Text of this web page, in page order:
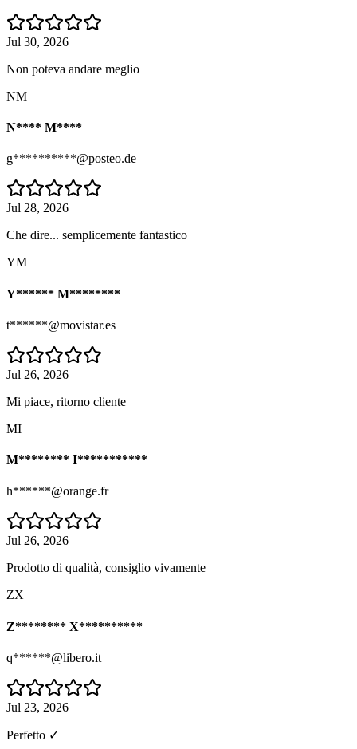
Jul 30, 2026
Non poteva andare meglio
NM
N**** M****
g**********@posteo.de
Jul 28, 2026
Che dire... semplicemente fantastico
YM
Y****** M********
t******@movistar.es
Jul 26, 2026
Mi piace, ritorno cliente
MI
M******** I***********
h******@orange.fr
Jul 26, 2026
Prodotto di qualità, consiglio vivamente
ZX
Z******** X**********
q******@libero.it
Jul 23, 2026
Perfetto ✓